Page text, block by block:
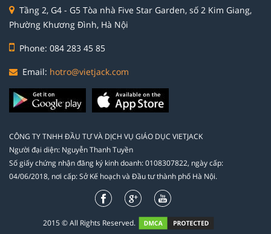
Tầng 2, G4 - G5 Tòa nhà Five Star Garden, số 2 Kim Giang,
Phường Khương Đình, Hà Nội
Phone: 084 283 45 85
Email: hotro@vietjack.com
CÔNG TY TNHH ĐẦU TƯ VÀ DỊCH VỤ GIÁO DỤC VIETJACK
Người đại diện: Nguyễn Thanh Tuyền
Số giấy chứng nhận đăng ký kinh doanh: 0108307822, ngày cấp:
04/06/2018, nơi cấp: Sở Kế hoạch và Đầu tư thành phố Hà Nội.
2015 © All Rights Reserved.